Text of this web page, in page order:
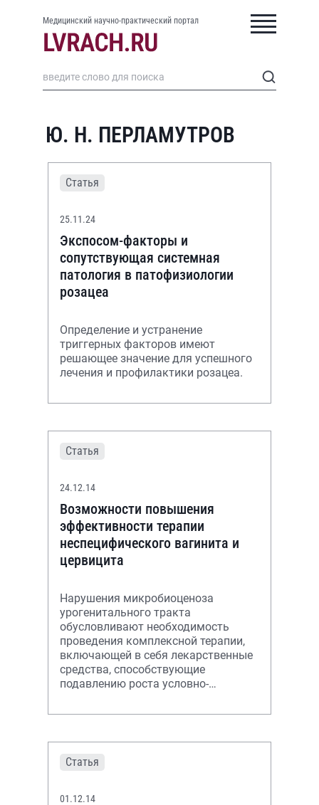
Медицинский научно-практический портал
Ю. Н. ПЕРЛАМУТРОВ
Статья
25.11.24
Экспосом-факторы и
сопутствующая системная
патология в патофизиологии
розацеа
Определение и устранение
триггерных факторов имеют
решающее значение для успешного
лечения и профилактики розацеа.
Статья
24.12.14
Возможности повышения
эффективности терапии
неспецифического вагинита и
цервицита
Нарушения микробиоценоза
урогенитального тракта
обусловливают необходимость
проведения комплексной терапии,
включающей в себя лекарственные
средства, способствующие
подавлению роста условно-
восстановлению целостности
Статья
01.12.14